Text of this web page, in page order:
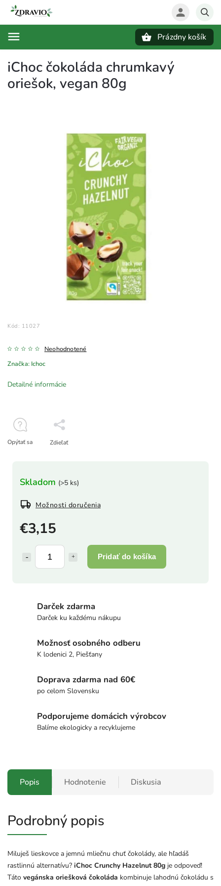
Prázdny košík
iChoc čokoláda chrumkavý
oriešok, vegan 80g
Kód: 11027
Neohodnotené
Značka: Ichoc
€3,15
Pridať do košíka
Skladom (>5 ks)
Možnosti doručenia
Detailné informácie
Opýtať sa Zdieľať
Darček zdarma
Darček ku každému nákupu
Možnosť osobného odberu
K lodenici 2, Piešťany
Doprava zdarma nad 60€
po celom Slovensku
Podporujeme domácich výrobcov
Balíme ekologicky a recyklujeme
Popis Hodnotenie Diskusia
Podrobný popis
Miluješ lieskovce a jemnú mliečnu chuť čokolády, ale hľadáš
rastlinnú alternatívu? iChoc Crunchy Hazelnut80g je odpoveď!
Táto vegánska oriešková čokoláda kombinuje lahodnú čokoládu s